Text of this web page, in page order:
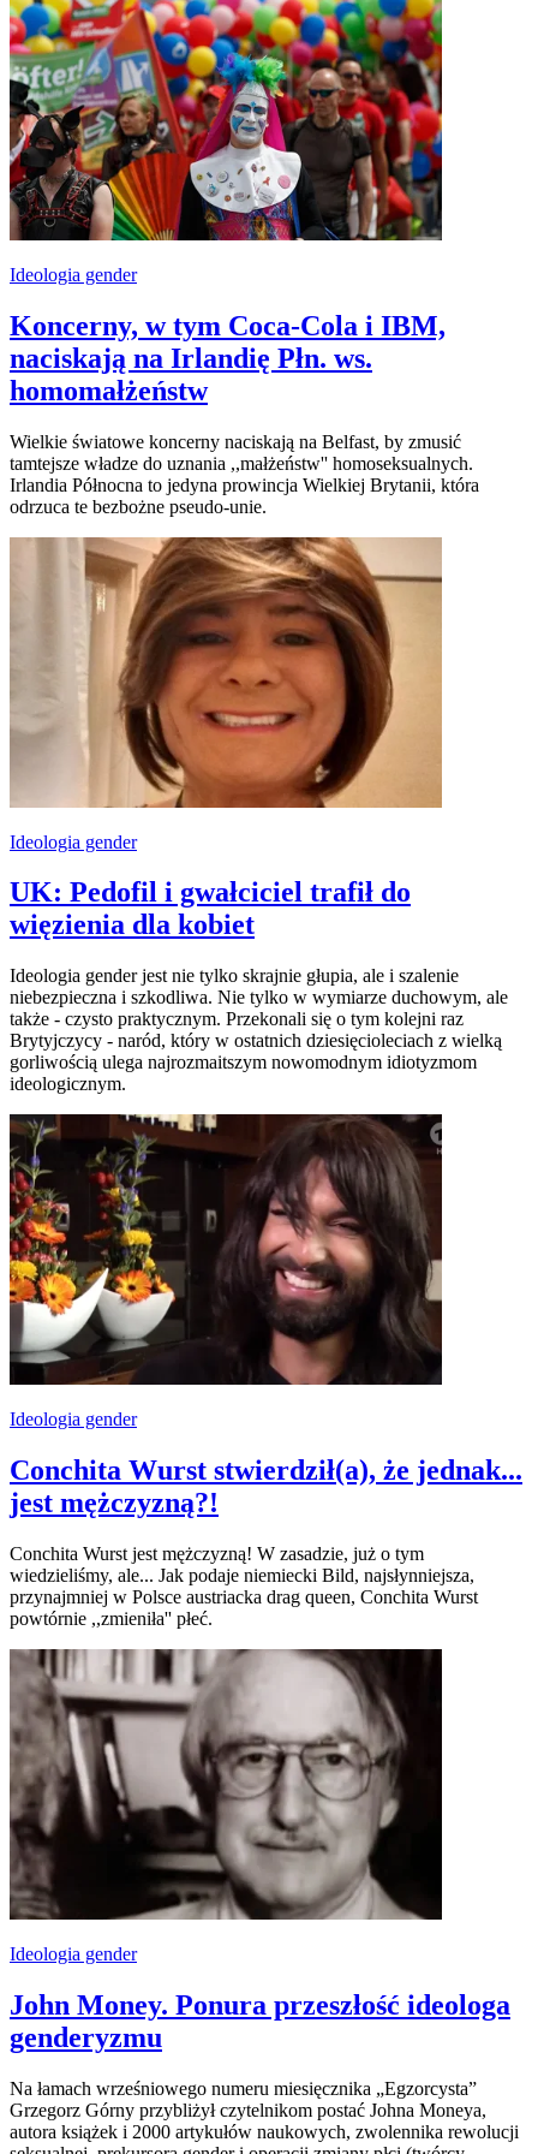
Ideologia gender
Koncerny, w tym Coca-Cola i IBM,
naciskają na Irlandię Płn. ws.
homomałżeństw
Wielkie światowe koncerny naciskają na Belfast, by zmusić
tamtejsze władze do uznania ,,małżeństw'' homoseksualnych.
Irlandia Północna to jedyna prowincja Wielkiej Brytanii, która
odrzuca te bezbożne pseudo-unie.
Ideologia gender
UK: Pedofil i gwałciciel trafił do
więzienia dla kobiet
Ideologia gender jest nie tylko skrajnie głupia, ale i szalenie
niebezpieczna i szkodliwa. Nie tylko w wymiarze duchowym, ale
także - czysto praktycznym. Przekonali się o tym kolejni raz
Brytyjczycy - naród, który w ostatnich dziesięcioleciach z wielką
gorliwością ulega najrozmaitszym nowomodnym idiotyzmom
ideologicznym.
Ideologia gender
Conchita Wurst stwierdził(a), że jednak...
jest mężczyzną?!
Conchita Wurst jest mężczyzną! W zasadzie, już o tym
wiedzieliśmy, ale... Jak podaje niemiecki Bild, najsłynniejsza,
przynajmniej w Polsce austriacka drag queen, Conchita Wurst
powtórnie ,,zmieniła'' płeć.
Ideologia gender
John Money. Ponura przeszłość ideologa
genderyzmu
Na łamach wrześniowego numeru miesięcznika „Egzorcysta”
Grzegorz Górny przybliżył czytelnikom postać Johna Moneya,
autora książek i 2000 artykułów naukowych, zwolennika rewolucji